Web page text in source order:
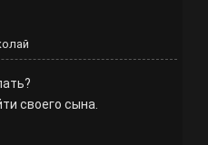
своего сына.